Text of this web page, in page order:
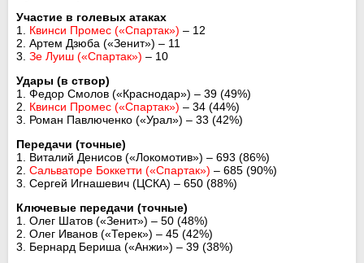
Участие в голевых атаках
1. Квинси Промес («Спартак») – 12
2. Артем Дзюба («Зенит») – 11
3. Зе Луиш («Спартак») – 10
Удары (в створ)
1. Федор Смолов («Краснодар») – 39 (49%)
2. Квинси Промес («Спартак») – 34 (44%)
3. Роман Павлюченко («Урал») – 33 (42%)
Передачи (точные)
1. Виталий Денисов («Локомотив») – 693 (86%)
2. Сальваторе Боккетти («Спартак») – 685 (90%)
3. Сергей Игнашевич (ЦСКА) – 650 (88%)
Ключевые передачи (точные)
1. Олег Шатов («Зенит») – 50 (48%)
2. Олег Иванов («Терек») – 45 (42%)
3. Бернард Бериша («Анжи») – 39 (38%)